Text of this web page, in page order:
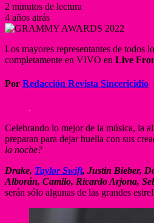
2 minutos de lectura
4 años atrás
Los mayores representantes de todos
completamente en VIVO en Live
Por Redacción Revista Sincericidio
Celebrando lo mejor de la música, la
preparan para dejar huella con sus
la noche?
Drake, Taylor Swift, Justin Bieber,
Alborán, Camilo, Ricardo Arjona,
serán sólo algunas de las grandes